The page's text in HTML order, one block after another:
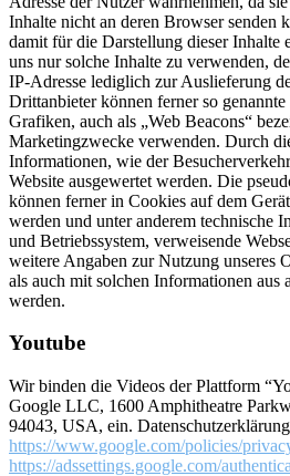
Inhalte nicht an deren Browser senden
damit für die Darstellung dieser Inhalte
uns nur solche Inhalte zu verwenden,
IP-Adresse lediglich zur Auslieferung
Drittanbieter können ferner so
Grafiken, auch als „Web Beacons“
Marketingzwecke verwenden. Durch
Informationen, wie der
Website ausgewertet werden. Die
können ferner in Cookies auf dem
werden und unter anderem technische
und Betriebssystem, verweisende
weitere Angaben zur Nutzung unseres
als auch mit solchen Informationen aus
werden.
Youtube
Wir binden die Videos der Plattform
Google LLC, 1600 Amphitheatre
94043, USA, ein.
https://www.google.com/policies/
https://adssettings.google.com/